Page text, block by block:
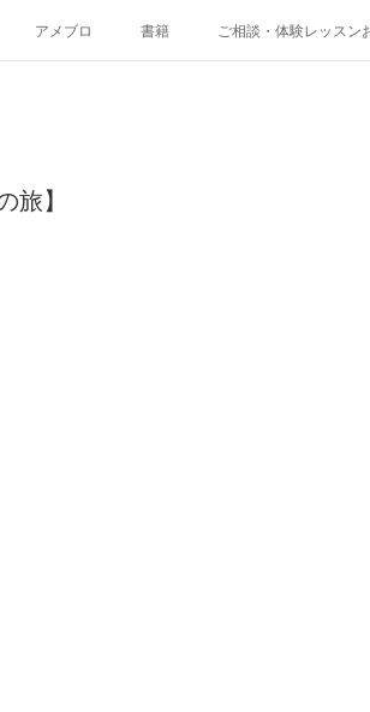
アメブロ 書籍 ご相談・体験レッスン
】